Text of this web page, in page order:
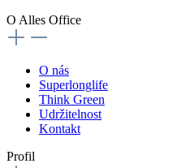
O Alles Office
O nás
Superlonglife
Think Green
Udržitelnost
Kontakt
Profil